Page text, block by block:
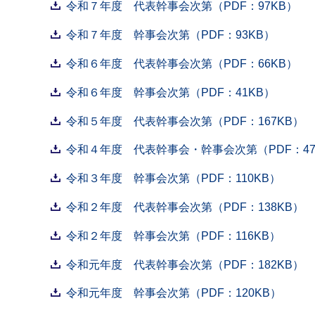
令和７年度 代表幹事会次第（PDF：97KB）
令和７年度 幹事会次第（PDF：93KB）
令和６年度 代表幹事会次第（PDF：66KB）
令和６年度 幹事会次第（PDF：41KB）
令和５年度 代表幹事会次第（PDF：167KB）
令和４年度 代表幹事会・幹事会次第（PDF：
令和３年度 幹事会次第（PDF：110KB）
令和２年度 代表幹事会次第（PDF：138KB）
令和２年度 幹事会次第（PDF：116KB）
令和元年度 代表幹事会次第（PDF：182KB）
令和元年度 幹事会次第（PDF：120KB）